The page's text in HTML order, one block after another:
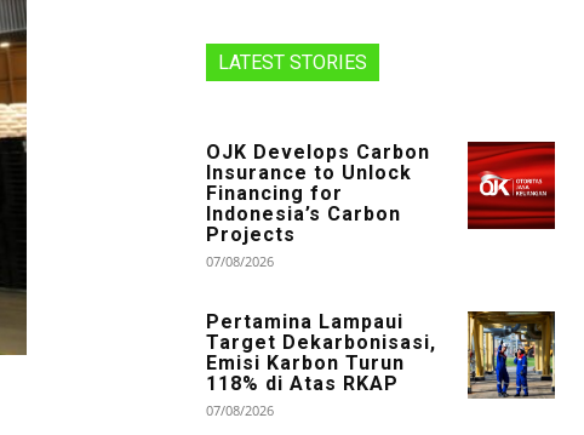
LATEST STORIES
OJK Develops Carbon
Insurance to Unlock
Financing for
Indonesia’s Carbon
Projects
07/08/2026
Pertamina Lampaui
Target Dekarbonisasi,
Emisi Karbon Turun
118% di Atas RKAP
07/08/2026